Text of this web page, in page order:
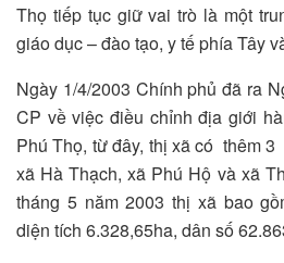
Thọ tiếp tục giữ vai trò là một
giáo dục – đào tạo, y tế phía Tây
Ngày 1/4/2003 Chính phủ đã ra
CP về việc điều chỉnh địa giới
Phú Thọ, từ đây, thị xã có thêm
xã Hà Thạch, xã Phú Hộ và xã
tháng 5 năm 2003 thị xã bao
diện tích 6.328,65ha, dân số